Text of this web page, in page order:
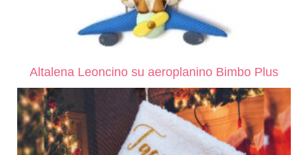
Altalena Leoncino su aeroplanino Bimbo Plus